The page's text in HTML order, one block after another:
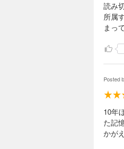
読み
所属
まっ
Posted
10年
た記
かが